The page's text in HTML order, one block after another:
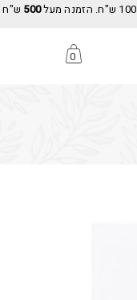
500 ש"ח
0